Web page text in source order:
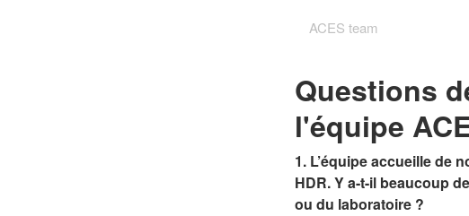
ACES team
Questions
l'équipe
1. L’équipe accueille de
HDR. Y a-t-il beaucoup
ou du laboratoire ?